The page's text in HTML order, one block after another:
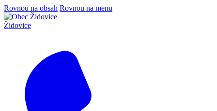
Rovnou na obsah Rovnou na menu
Židovice